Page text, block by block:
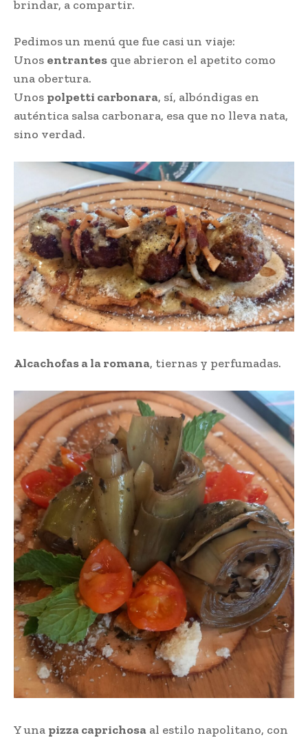
brindar, a compartir.
Pedimos un menú que fue casi un viaje:
Unos entrantes que abrieron el apetito como
una obertura.
Unos polpetti carbonara, sí, albóndigas en
auténtica salsa carbonara, esa que no lleva nata,
sino verdad.
Alcachofas a la romana, tiernas y perfumadas.
Y una pizza caprichosa al estilo napolitano, con